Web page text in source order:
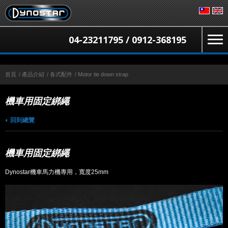
04-23211795 / 0912-368195
首頁 / 產品介紹 / 各式配件 / Motor tie down strap
機車用固定綁繩
回到總覽
機車用固定綁繩
Dynostar機車馬力機專用，寬度25mm